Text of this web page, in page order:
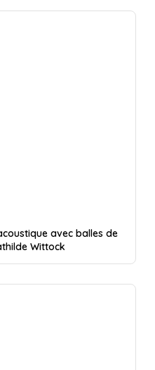
avec balles de
Wittock